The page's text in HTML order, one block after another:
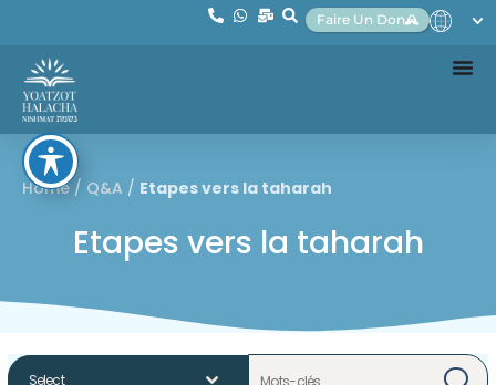
Faire Un Don
Home/ Q&A / Etapes vers la taharah
Etapes vers la taharah